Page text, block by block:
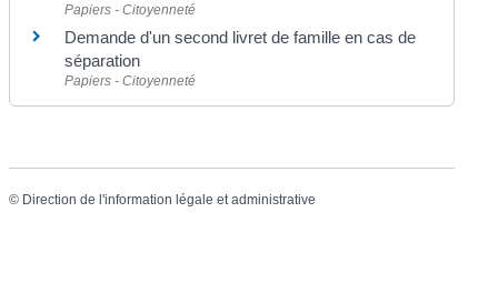
Papiers - Citoyenneté
Demande d'un second livret de famille en cas de
séparation
Papiers - Citoyenneté
© Direction de l'information légale et administrative